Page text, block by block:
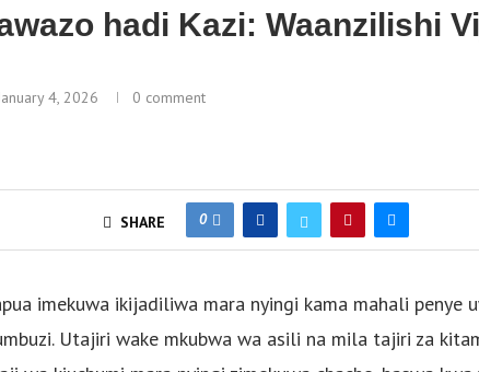
hadi Kazi: Waanzilishi
4, 2026 0 comment
SHARE 0
imekuwa ikijadiliwa mara nyingi kama mahali penye
Utajiri wake mkubwa wa asili na mila tajiri za